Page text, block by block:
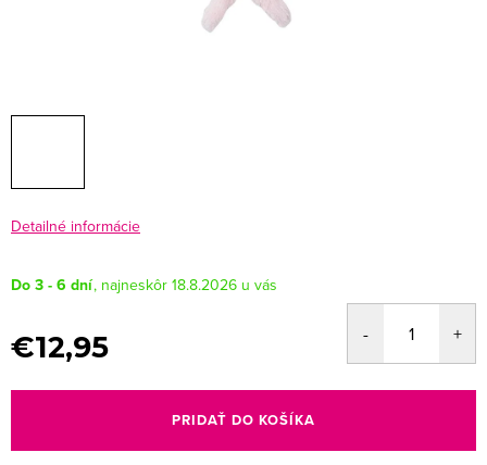
Detailné informácie
Do 3 - 6 dní 18.8.2026
€12,95
cena:
PRIDAŤ DO KOŠÍKA